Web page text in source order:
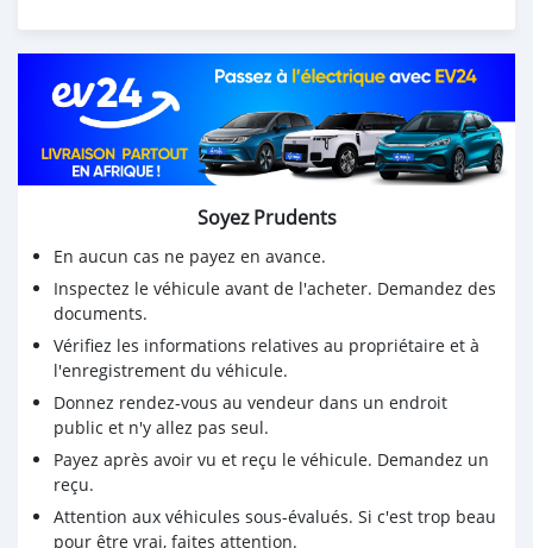
Soyez Prudents
En aucun cas ne payez en avance.
Inspectez le véhicule avant de l'acheter. Demandez des
documents.
Vérifiez les informations relatives au propriétaire et à
l'enregistrement du véhicule.
Donnez rendez-vous au vendeur dans un endroit
public et n'y allez pas seul.
Payez après avoir vu et reçu le véhicule. Demandez un
reçu.
Attention aux véhicules sous-évalués. Si c'est trop beau
pour être vrai, faites attention.